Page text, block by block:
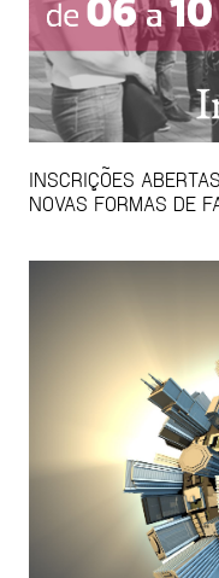
INSCRIÇÕES
NOVAS FORMAS DE